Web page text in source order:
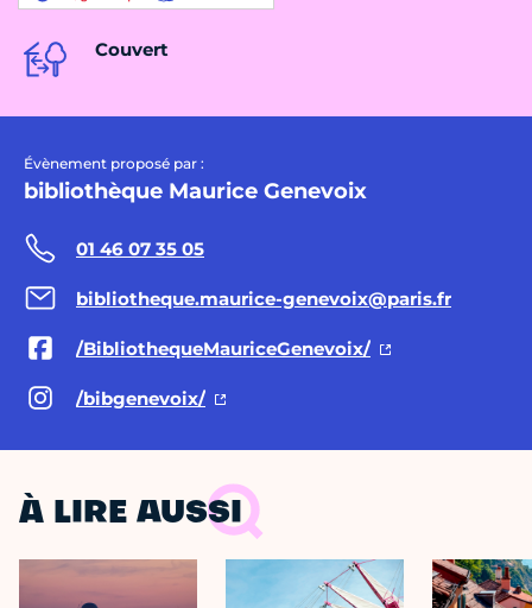
Couvert
Évènement proposé par :
bibliothèque Maurice Genevoix
01 46 07 35 05
bibliotheque.maurice-genevoix@paris.fr
/BibliothequeMauriceGenevoix/
/bibgenevoix/
À LIRE AUSSI